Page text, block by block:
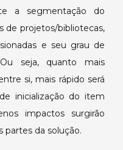
a segmentação do
de projetos/bibliotecas,
e seu grau de
seja, quanto mais
si, mais rápido será
inicialização do item
impactos surgirão
partes da solução.